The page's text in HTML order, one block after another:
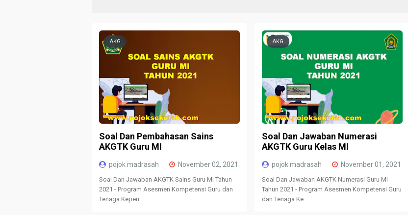
AKG
Soal Dan Pembahasan Sains
AKGTK Guru MI
pojok madrasah November 02, 2021
Soal Dan Jawaban AKGTK Sains Guru MI Tahun
2021 - Program Asesmen Kompetensi Guru dan
Tenaga Kepen ...
AKG
Soal Dan Jawaban Numerasi
AKGTK Guru Kelas MI
pojok madrasah November 01, 2021
Soal Dan Jawaban AKGTK Numerasi Guru MI
Tahun 2021 - Program Asesmen Kompetensi Guru
dan Tenaga Ke ...